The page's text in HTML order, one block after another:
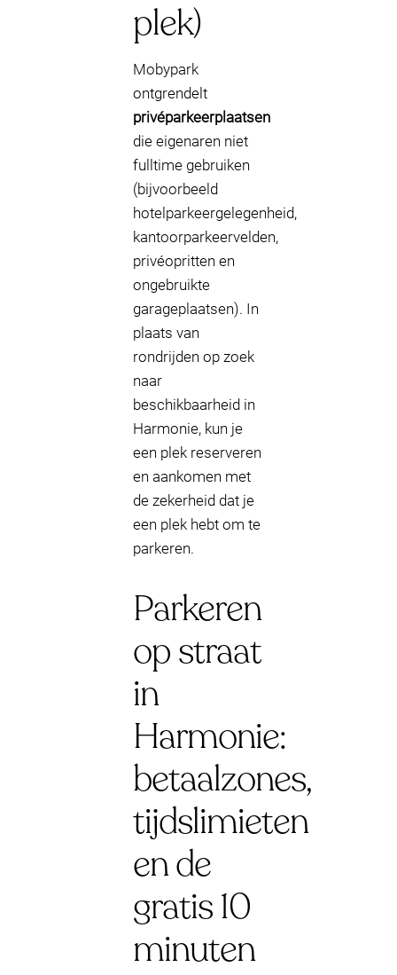
plek)
Mobypark
ontgrendelt
privéparkeerplaatsen
die eigenaren niet
fulltime gebruiken
(bijvoorbeeld
hotelparkeergelegenheid,
kantoorparkeervelden,
privéopritten en
ongebruikte
garageplaatsen). In
plaats van
rondrijden op zoek
naar
beschikbaarheid in
Harmonie, kun je
een plek reserveren
en aankomen met
de zekerheid dat je
een plek hebt om te
parkeren.
Parkeren
op straat
in
Harmonie:
betaalzones,
tijdslimieten
en de
gratis 10
minuten